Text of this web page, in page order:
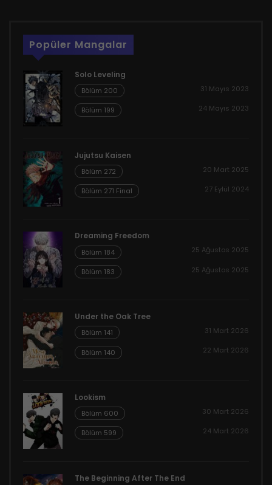
Popüler Mangalar
Solo Leveling
Bölüm 200 31 Mayıs 2023
Bölüm 199 24 Mayıs 2023
Jujutsu Kaisen
Bölüm 272 20 Mart 2025
Bölüm 271 Final 27 Eylül 2024
Dreaming Freedom
Bölüm 184 25 Ağustos 2025
Bölüm 183 25 Ağustos 2025
Under the Oak Tree
Bölüm 141 31 Mart 2026
Bölüm 140 22 Mart 2026
Lookism
Bölüm 600 30 Mart 2026
Bölüm 599 24 Mart 2026
The Beginning After The End